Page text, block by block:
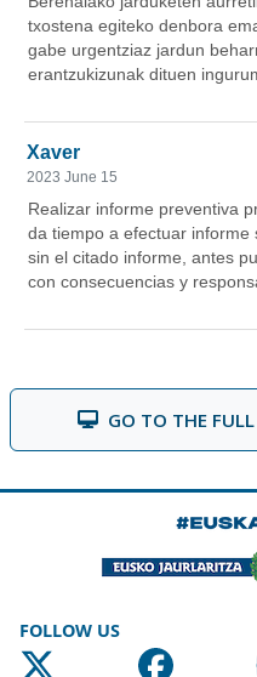
GO TO THE
FOLLOW US